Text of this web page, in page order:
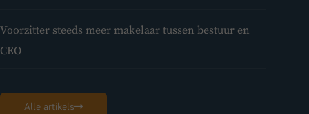
Voorzitter steeds meer makelaar tussen bestuur en
CEO
Alle artikels